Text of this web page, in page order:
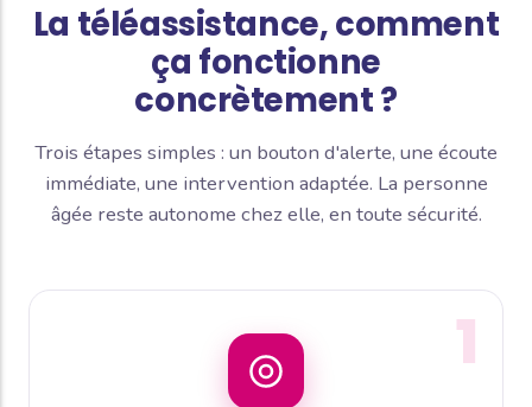
La téléassistance, comment
ça fonctionne
concrètement ?
Trois étapes simples : un bouton d'alerte, une écoute
immédiate, une intervention adaptée. La personne
âgée reste autonome chez elle, en toute sécurité.
1